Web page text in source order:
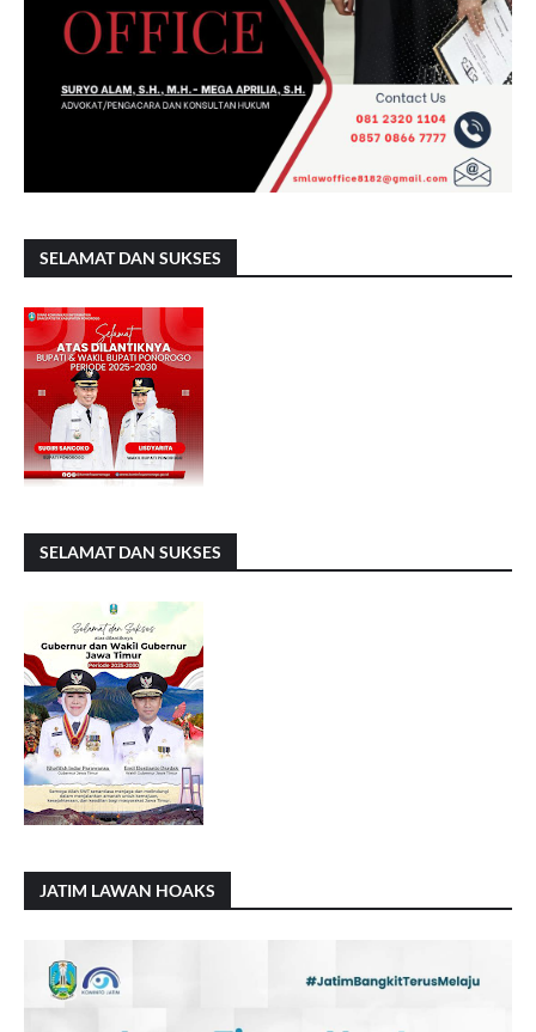
SELAMAT DAN SUKSES
SELAMAT DAN SUKSES
JATIM LAWAN HOAKS